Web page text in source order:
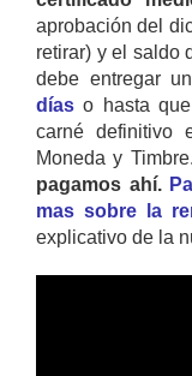
aprobación del
retirar) y el saldo
debe entregar un
días o hasta
carné definitivo
Moneda y Timbre.
pagamos ahí.
mas sobre la
explicativo de la